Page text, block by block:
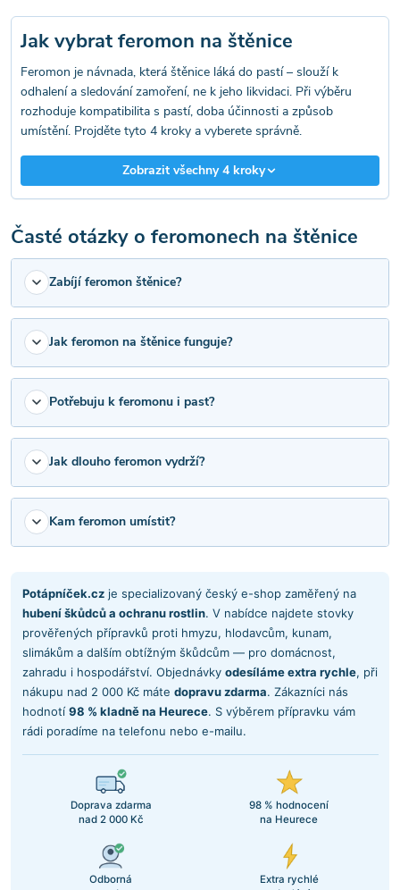
a
c
p
v
k
y
v
p
s
u
Jak vybrat feromon na štěnice
Feromon je návnada, která štěnice láká do pastí – slouží k
odhalení a sledování zamoření, ne k jeho likvidaci. Při výběru
rozhoduje kompatibilita s pastí, doba účinnosti a způsob
umístění. Projděte tyto 4 kroky a vyberete správně.
Zobrazit všechny 4 kroky
Časté otázky o feromonech na štěnice
Zabíjí feromon štěnice?
Jak feromon na štěnice funguje?
Potřebuju k feromonu i past?
Jak dlouho feromon vydrží?
Kam feromon umístit?
Potápníček.czje specializovaný český e-shop zaměřený na
hubení škůdců a ochranu rostlin. V nabídce najdete stovky
prověřených přípravků proti hmyzu, hlodavcům, kunam,
slimákům a dalším obtížným škůdcům — pro domácnost,
zahradu i hospodářství. Objednávky odesíláme extra rychle, při
nákupu nad 2 000 Kč máte dopravu zdarma. Zákazníci nás
hodnotí 98 % kladně na Heurece. S výběrem přípravku vám
rádi poradíme na telefonu nebo e-mailu.
Doprava zdarma
nad 2 000 Kč
98 % hodnocení
na Heurece
Odborná
Extra rychlé